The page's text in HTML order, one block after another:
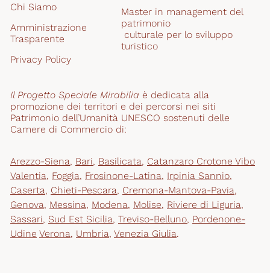
Chi Siamo
Amministrazione
Trasparente
Privacy Policy
Master in management del
patrimonio
turistico
Il Progetto Speciale Mirabilia è dedicata alla
promozione dei territori e dei percorsi nei siti
Patrimonio dell’Umanità UNESCO sostenuti delle
Camere di Commercio di:
Arezzo-Siena, Bari, Basilicata, Catanzaro Crotone Vibo
Valentia, Foggia, Frosinone-Latina, Irpinia Sannio,
Caserta, Chieti-Pescara, Cremona-Mantova-Pavia,
Genova, Messina, Modena, Molise, Riviere di Liguria,
Sassari, Sud Est Sicilia, Treviso-Belluno, Pordenone-
Udine Verona, Umbria, Venezia Giulia.